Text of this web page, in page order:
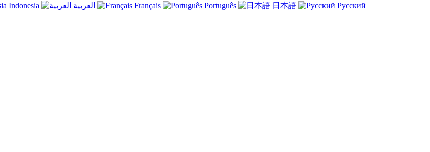
Indonesia Français Português 日本語 Русский